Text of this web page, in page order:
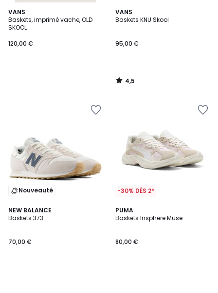
VANS
Baskets, imprimé vache, OLD
SKOOL
120,00 €
VANS
Baskets KNU Skool
95,00 €
4,5
/ 5
4,5
/
Nouveauté
NEW BALANCE
Baskets 373
70,00 €
-30% DÈS 2*
PUMA
Baskets Insphere Muse
80,00 €